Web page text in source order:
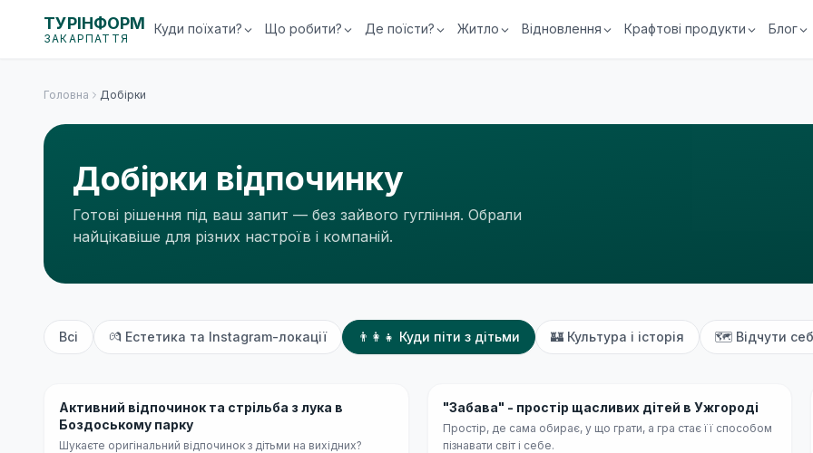
ТУРІНФОРМ
ЗАКАРПАТТЯ
Куди поїхати? Що робити? Де поїсти? Житло Відновлення Крафтові продукти Блог
Головна Добірки
Добірки відпочинку
Готові рішення під ваш запит — без зайвого гугління. Обрали
найцікавіше для різних настроїв і компаній.
Всі 💏 Естетика та Instagram-локації 👨‍👩‍👧 Куди піти з дітьми 🏰 Культура і історія 🗺 Відчути
👨‍👩‍👧 Бюджетно
Активний відпочинок та стрільба з лука в
Боздоському парку
Шукаєте оригінальний відпочинок з дітьми на вихідних?
👨‍👩‍👧 Середній
"Забава" - простір щасливих дітей в Ужгороді
Простір, де сама обирає, у що грати, а гра стає її способом
пізнавати світ і себе.